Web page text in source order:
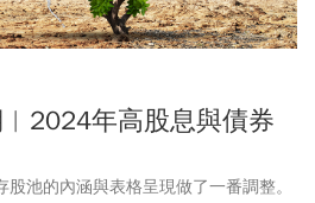
年高股息與債券
股池的內涵與表格呈現做了一番調整。